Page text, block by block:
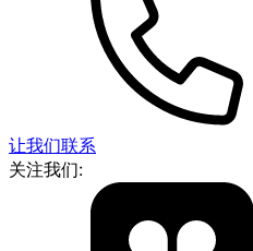
让我们联系
关注我们: